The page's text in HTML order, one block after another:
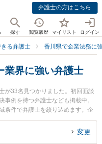
弁護士の方はこちら
探す 閲覧履歴 マイリスト ログイン
る弁護士 香川県で企業法務に
業界に強い弁護士
が33名見つかりました。初回面談
例を持つ弁護士なども掲載中。
条件で弁護士を絞り込めます。企
成・リーガルチェック、雇用契約
み検索もでき便利です。特にベリ
変更